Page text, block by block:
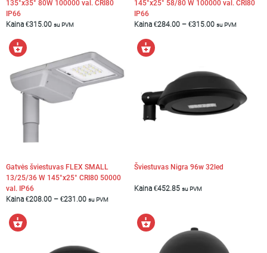
RODYTI REZULTATUS
135°x35° 80W 100000 val. CRI80
IP66
Kaina €315.00 su PVM
145°x25° 58/80 W 100000 val. CRI80
IP66
Kaina €284.00– €315.00 su PVM
Gatvės šviestuvas FLEX SMALL
13/25/36 W 145°x25° CRI80 50000
val. IP66
Kaina €208.00 – €231.00 su PVM
Pasirinkti
savybes
Šviestuvas Nigra 96w 32led
Kaina €452.85 su PVM
Į
krepšelį
Į
krepšelį
Į
krepšelį